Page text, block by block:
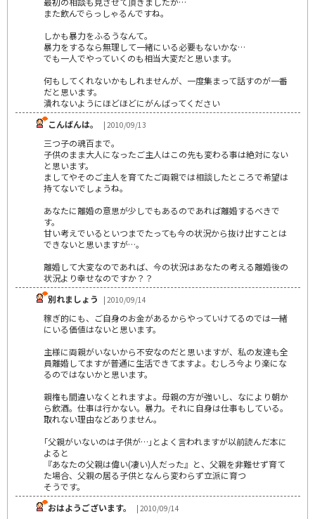
また飲んでらっしゃるんですね。
しかも暴力をふるうなんて。
暴力をするなら無理して一緒にいる必要もないかな…
でも一人でやっていくのも相当大変だと思います。
何もしてくれないかもしれませんが、一度集まって話すのが一番
だと思います。
潰れないようにほどほどにがんばってください
こんばんは。
| 2010/09/13
三つ子の魂百まで。
子供のまま大人になったご主人はこの先も変わる事は絶対にない
と思います。
ましてやそのご主人を育てたご両親では相談したところで希望は
持てないでしょうね。
あなたに離婚の意思が少しでもあるのであれば離婚するべきで
す。
甘い考えでいるといつまでたっても今の状況から抜け出すことは
できないと思いますが…。
離婚して大変なのであれば、今の状況はあなたの考える離婚後の
状況より幸せなのですか？？
別れましょう
| 2010/09/14
稼ぎ的にも、ご自身のお金があるからやっていけてるのでは一緒
にいる価値はないと思います。
主様に両親がいないから不安なのだと思いますが、私の友達も全
員離婚してますが普通に生活できてますよ。むしろ今より楽にな
るのではないかと思います。
親権も間違いなくとれますよ。母親の方が強いし、なにより朝か
ら飲酒。仕事は行かない。暴力。それに自身は仕事もしている。
取れない理由などありません。
｢父親がいないのは子供が…｣とよく言われますが以前読んだ本に
よると
『あなたの父親は偉い(凄い)人だった』と、父親を非難せず育て
た場合、父親の居る子供となんら変わらず立派に育つ
そうです。
おはようございます。
| 2010/09/14